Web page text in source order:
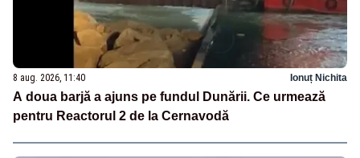
8 aug. 2026, 11:40 Ionuț Nichita
A doua barjă a ajuns pe fundul Dunării. Ce urmează
pentru Reactorul 2 de la Cernavodă